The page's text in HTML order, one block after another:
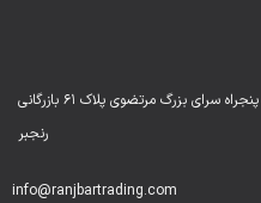
ادرس ما:میدان پنجراه سرای بزرگ مرتضوی پلاک ۶۱ بازرگانی
رنجبر
info@ranjbartrading.com